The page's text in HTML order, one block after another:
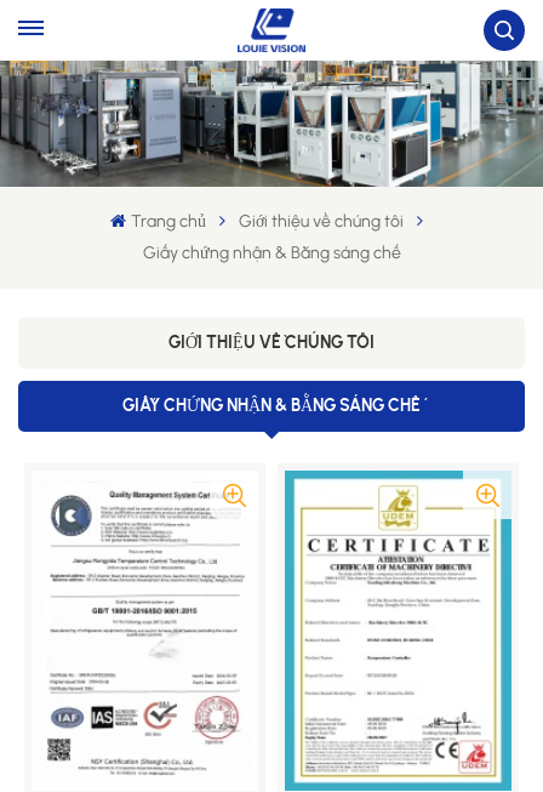
Trang chủ
Giới thiệu về chúng tôi
Giấy chứng nhận & Bằng sáng chế
GIỚI THIỆU VỀ CHÚNG TÔI
GIẤY CHỨNG NHẬN & BẰNG SÁNG CHẾ